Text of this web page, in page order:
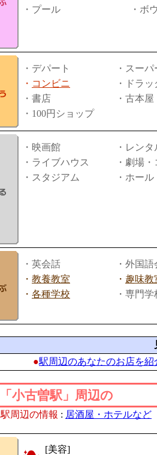
・プール
・ボ
・デパート
・スーパ
・ コンビニ
・ドラ
・書店
・古本屋
・100円ショップ
・映画館
・レン
・ライブハウス
・劇場
・スタジアム
・ホール
・英会話
・外国
・ 教養教室 ・ 趣味教
・ 各種学校 ・専門学
●駅周辺のあなたのお店を
「小古曽駅」周辺の
駅周辺の情報 : 居酒屋・ホテルなど
[美容]